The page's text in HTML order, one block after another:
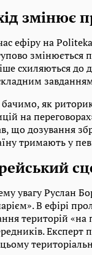
змінює
ефіру на
змінюється
схиляються до
як
на
що дозування
тримають у
увагу Руслан
В ефірі
територій «на
Експерт